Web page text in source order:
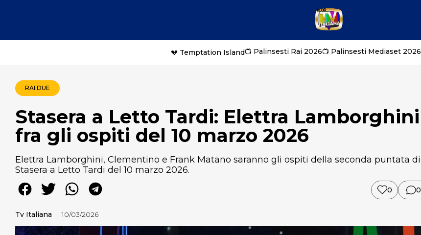
💔 Temptation Island📺 Palinsesti Rai 2026📺 Palinsesti Mediaset 2026
RAI DUE
Stasera a Letto Tardi: Elettra Lamborghini
fra gli ospiti del 10 marzo 2026
Elettra Lamborghini, Clementino e Frank Matano saranno gli ospiti della seconda puntata di
Stasera a Letto Tardi del 10 marzo 2026.
0 0
Tv Italiana 10/03/2026